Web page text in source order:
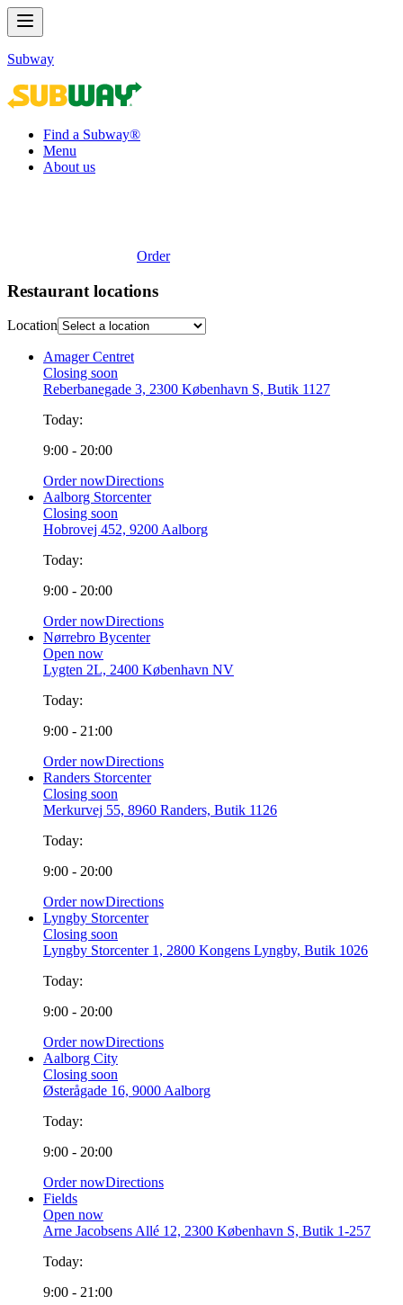
Subway
Find a Subway®
Menu
About us
Order
Restaurant locations
Location
Amager Centret
Closing soon
Reberbanegade 3, 2300 København S, Butik 1127
Today:
9:00 - 20:00
Order nowDirections
Aalborg Storcenter
Closing soon
Hobrovej 452, 9200 Aalborg
Today:
9:00 - 20:00
Order nowDirections
Nørrebro Bycenter
Open now
Lygten 2L, 2400 København NV
Today:
9:00 - 21:00
Order nowDirections
Randers Storcenter
Closing soon
Merkurvej 55, 8960 Randers, Butik 1126
Today:
9:00 - 20:00
Order nowDirections
Lyngby Storcenter
Closing soon
Lyngby Storcenter 1, 2800 Kongens Lyngby, Butik 1026
Today:
9:00 - 20:00
Order nowDirections
Aalborg City
Closing soon
Østerågade 16, 9000 Aalborg
Today:
9:00 - 20:00
Order nowDirections
Fields
Open now
Arne Jacobsens Allé 12, 2300 København S, Butik 1-257
Today:
9:00 - 21:00